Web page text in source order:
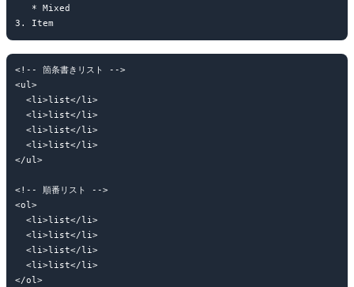
   * Mixed
<!-- 箇条書きリスト -->
<ul>
  <li>list</li>
  <li>list</li>
  <li>list</li>
  <li>list</li>
</ul>
<!-- 順番リスト -->
<ol>
  <li>list</li>
  <li>list</li>
  <li>list</li>
  <li>list</li>
</ol>